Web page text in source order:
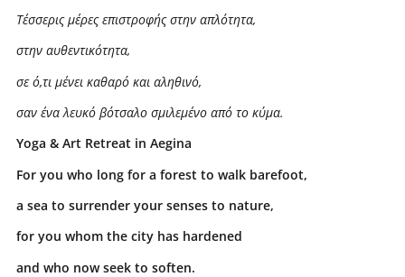
Τέσσερις μέρες επιστροφής στην απλότητα,
στην αυθεντικότητα,
σε ό,τι μένει καθαρό και αληθινό,
σαν ένα λευκό βότσαλο σμιλεμένο από το κύμα.
Yoga & Art Retreat in Aegina
For you who long for a forest to walk barefoot,
a sea to surrender your senses to nature,
for you whom the city has hardened
and who now seek to soften.